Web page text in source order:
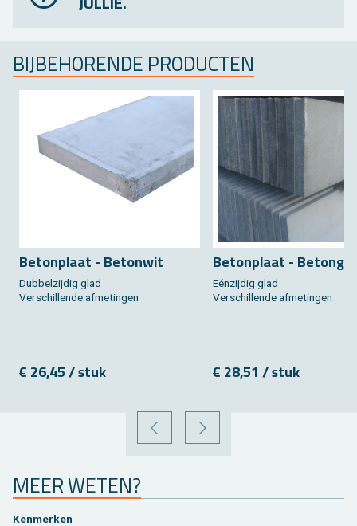
BIJ­BE­HO­REN­DE PRO­DUC­TEN
Be­ton­plaat - Be­ton­wit
Dub­bel­zij­dig glad
Ver­schil­len­de af­me­tin­gen
€ 26,45 / stuk
Be­ton­plaat -
Eénzij­dig glad
Ver­schil­len­de af­me­tin­gen
€ 28,51 / stuk
VORIGE VOLGENDE
MEER WETEN?
Ken­mer­ken